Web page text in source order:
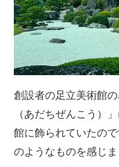
創設者の足立美術館
（あだちぜんこう）
館に飾られていたの
のようなものを感じま